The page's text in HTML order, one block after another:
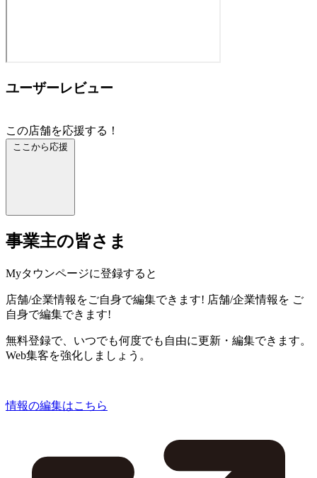
ユーザーレビュー
この店舗を応援する！
ここから応援
事業主の皆さま
Myタウンページに登録すると
店舗/企業情報をご自身で編集できます! 店舗/企業情報を ご
自身で編集できます!
無料登録で、いつでも何度でも自由に更新・編集できます。
Web集客を強化しましょう。
情報の編集はこちら